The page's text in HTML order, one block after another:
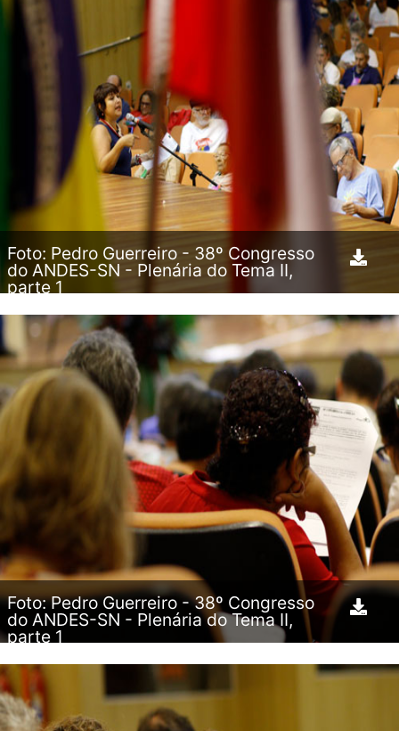
Foto: Pedro Guerreiro - 38º Congresso
do ANDES-SN - Plenária do Tema II,
parte 1
Foto: Pedro Guerreiro - 38º Congresso
do ANDES-SN - Plenária do Tema II,
parte 1